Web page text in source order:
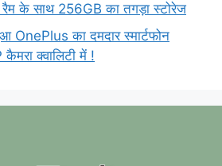
के साथ 256GB का तगड़ा स्टोरेज
OnePlus का दमदार स्मार्टफोन
क्वालिटी में !